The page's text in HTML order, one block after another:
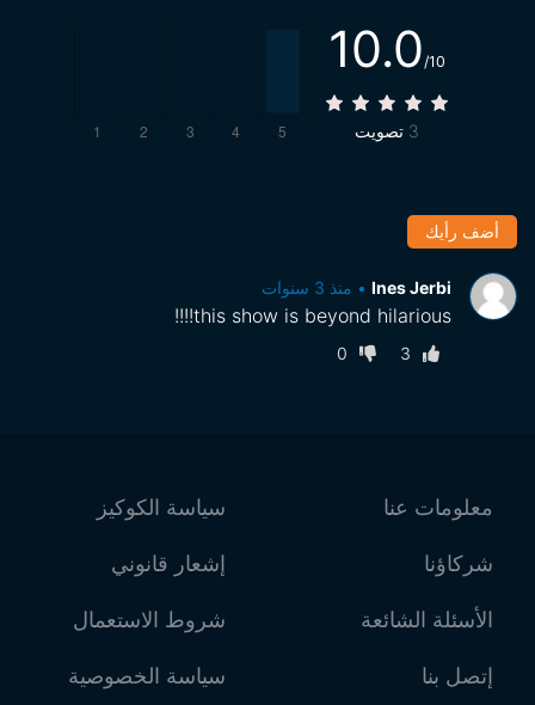
10.0 /10
3 تصويت
أضف رأيك
Ines Jerbi
• منذ 3 سنوات
this show is beyond hilarious!!!!
3
0
معلومات عنا
شركاؤنا
الأسئلة الشائعة
إتصل بنا
سياسة الكوكيز
إشعار قانوني
شروط الاستعمال
سياسة الخصوصية